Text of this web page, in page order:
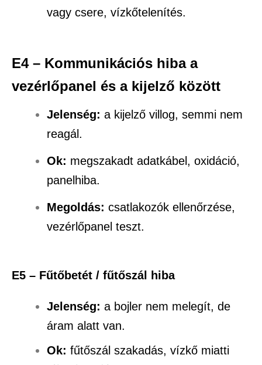
vagy csere, vízkőtelenítés.
E4 – Kommunikációs hiba a
vezérlőpanel és a kijelző között
Jelenség: a kijelző villog, semmi nem
reagál.
Ok: megszakadt adatkábel, oxidáció,
panelhiba.
Megoldás: csatlakozók ellenőrzése,
vezérlőpanel teszt.
E5 – Fűtőbetét / fűtőszál hiba
Jelenség: a bojler nem melegít, de
áram alatt van.
Ok: fűtőszál szakadás, vízkő miatti